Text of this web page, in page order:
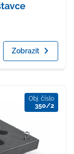
Zobrazit
Obj. číslo
350/2